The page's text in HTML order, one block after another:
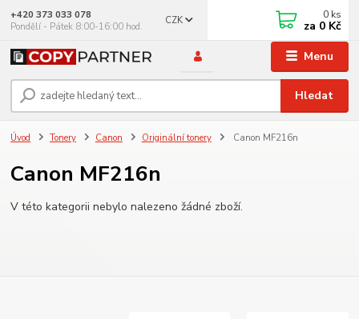
Menu
CZK
Hledat
+420 373 033 078
Pondělí - Pátek 8:00-16:00 hod.
0 ks
za 0 Kč
Úvod Tonery Canon Originální tonery Canon MF216n
Canon MF216n
V této kategorii nebylo nalezeno žádné zboží.